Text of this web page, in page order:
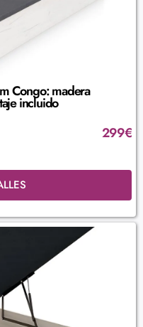
Congo: madera
incluido
299€